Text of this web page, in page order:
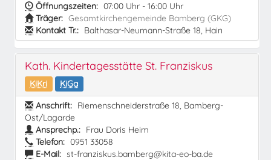
Öffnungszeiten: 07:00 Uhr - 16:00 Uhr
Träger: Gesamtkirchengemeinde Bamberg (GKG)
Kontakt Tr.: Balthasar-Neumann-Straße 18, Hain
Kath. Kindertagesstätte St. Franziskus
KiKri
KiGa
Anschrift: Riemenschneiderstraße 18, Bamberg-
Ost/Lagarde
Ansprechp.: Frau Doris Heim
Telefon: 0951 33058
E-Mail: st-franziskus.bamberg@kita-eo-ba.de